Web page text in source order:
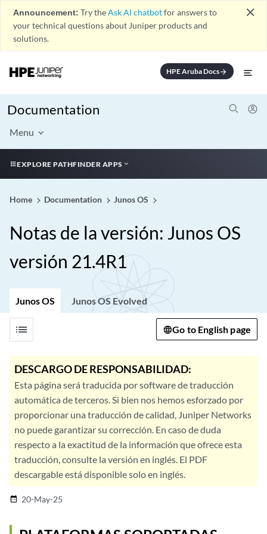
Announcement: Try theAsk AI chatbotfor answers to
your technical questions about Juniper products and
solutions.
close
HPE Aruba Docsarrow_forward
Documentation
Menu
EXPLORE PATHFINDER APPS
Home Documentation Junos OS
Notas de la versión: Junos OS
versión 21.4R1
Junos OS Junos OS Evolved
list Go to English page
DESCARGO DE RESPONSABILIDAD:
Esta página será traducida por software de traducción
automática de terceros. Si bien nos hemos esforzado por
proporcionar una traducción de calidad, Juniper Networks
no puede garantizar su corrección. En caso de duda
respecto a la exactitud de la información que ofrece esta
traducción, consulte la versión en inglés. El PDF
descargable está disponible solo en inglés.
date_range 20-May-25